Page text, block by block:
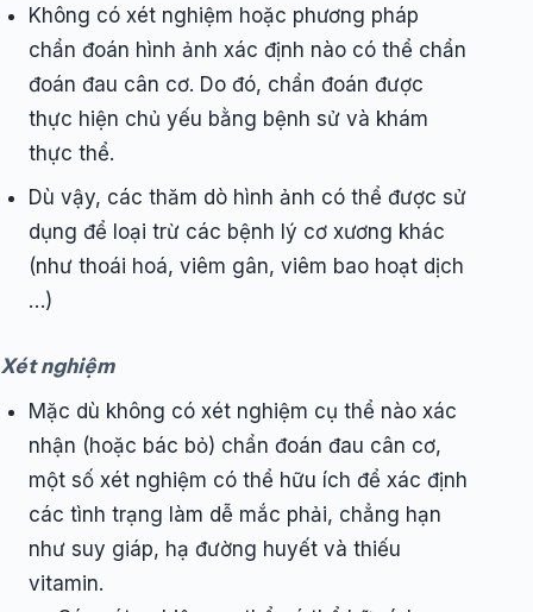
Không có xét nghiệm hoặc phương pháp
chẩn đoán hình ảnh xác định nào có thể chẩn
đoán đau cân cơ. Do đó, chẩn đoán được
thực hiện chủ yếu bằng bệnh sử và khám
thực thể.
Dù vậy, các thăm dò hình ảnh có thể được sử
dụng để loại trừ các bệnh lý cơ xương khác
(như thoái hoá, viêm gân, viêm bao hoạt dịch
…)
Xét nghiệm
Mặc dù không có xét nghiệm cụ thể nào xác
nhận (hoặc bác bỏ) chẩn đoán đau cân cơ,
một số xét nghiệm có thể hữu ích để xác định
các tình trạng làm dễ mắc phải, chẳng hạn
như suy giáp, hạ đường huyết và thiếu
vitamin.